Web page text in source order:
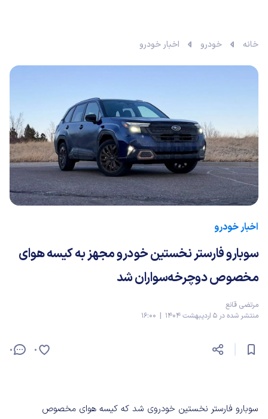
خانه خودرو اخبار خودرو
اخبار خودرو
سوبارو فارستر نخستین خودرو مجهز به کیسه هوای
مخصوص دوچرخه‌سواران شد
مرتضی قانع
منتشر شده در 5 اردیبهشت 1404 | 16:00
0 0
سوبارو فارستر نخستین خودروی شد که کیسه هوای مخصوص